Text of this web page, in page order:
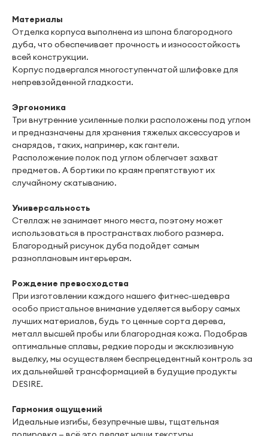
Материалы
Отделка корпуса выполнена из шпона благородного
дуба, что обеспечивает прочность и износостойкость
всей конструкции.
Корпус подвергался многоступенчатой шлифовке для
непревзойденной гладкости.
Эргономика
Три внутренние усиленные полки расположены под углом
и предназначены для хранения тяжелых аксессуаров и
снарядов, таких, например, как гантели.
Расположение полок под углом облегчает захват
предметов. А бортики по краям препятствуют их
случайному скатыванию.
Универсальность
Стеллаж не занимает много места, поэтому может
использоваться в пространствах любого размера.
Благородный рисунок дуба подойдет самым
разноплановым интерьерам.
Рождение превосходства
При изготовлении каждого нашего фитнес-шедевра
особо пристальное внимание уделяется выбору самых
лучших материалов, будь то ценные сорта дерева,
металл высшей пробы или благородная кожа. Подобрав
оптимальные сплавы, редкие породы и эксклюзивную
выделку, мы осуществляем беспрецедентный контроль за
их дальнейшей трансформацией в будущие продукты
DESIRE.
Гармония ощущений
Идеальные изгибы, безупречные швы, тщательная